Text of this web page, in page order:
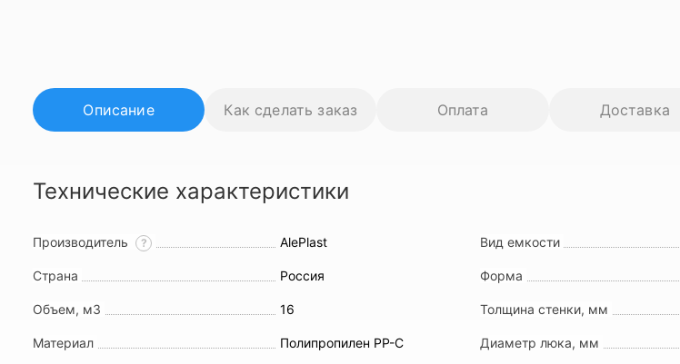
Описание Как сделать заказ Оплата Доставка
Технические характеристики
Производитель ? AlePlast
Страна Россия
Объем, м3 16
Материал Полипропилен PP-C
Вид емкости
Форма
Толщина стенки, мм
Диаметр люка, мм